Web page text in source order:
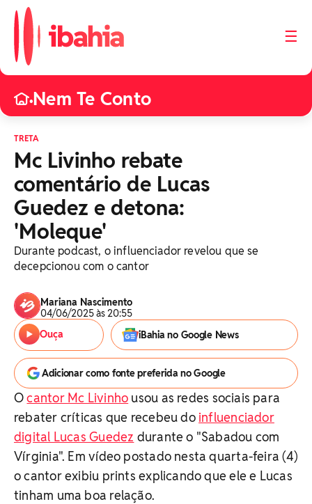
☰
•Nem Te Conto
TRETA
Mc Livinho rebate
comentário de Lucas
Guedez e detona:
'Moleque'
Durante podcast, o influenciador revelou que se
decepcionou com o cantor
Mariana Nascimento
04/06/2025 às 20:55
Ouça
iBahia no Google News
Adicionar como fonte preferida no Google
Ocantor Mc Livinho usou as redes sociais para
rebater críticas que recebeu do influenciador
digital Lucas Guedez durante o "Sabadou com
Vírginia". Em vídeo postado nesta quarta-feira (4)
o cantor exibiu prints explicando que ele e Lucas
tinham uma boa relação.